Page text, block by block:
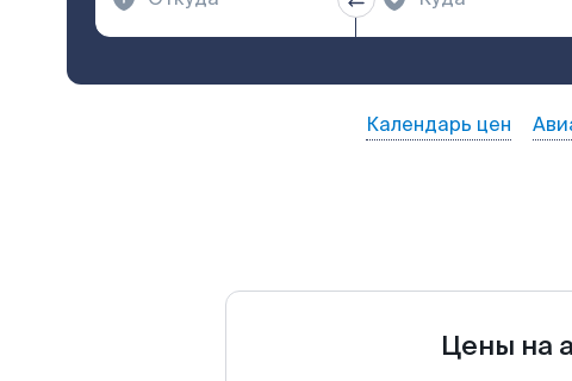
Календарь цен
Цены на